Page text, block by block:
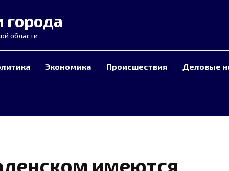
города
области
Экономика Происшествия Деловые
имеются